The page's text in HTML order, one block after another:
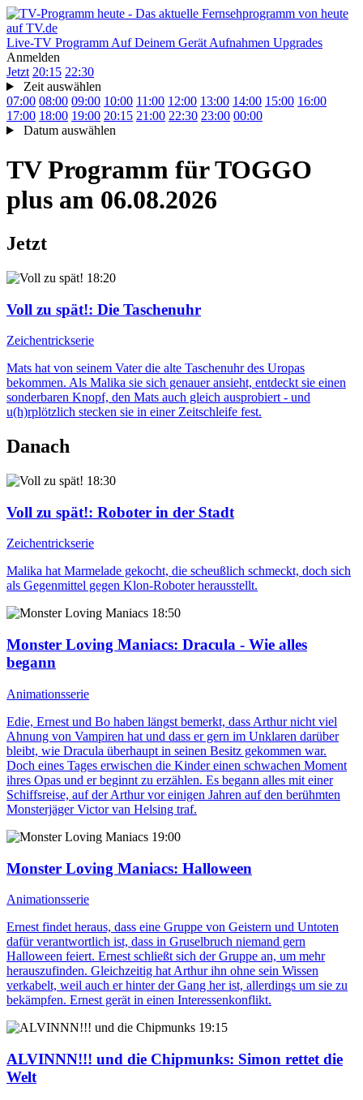
Live-TV Programm Auf Deinem Gerät Aufnahmen Upgrades
Anmelden
Jetzt 20:15 22:30
Zeit auswählen
07:00 08:00 09:00 10:00 11:00 12:00 13:00 14:00 15:00 16:00
17:00 18:00 19:00 20:15 21:00 22:30 23:00 00:00
Datum auswählen
TV Programm fürTOGGO
plus am 06.08.2026
Jetzt
18:20
Voll zu spät!: Die Taschenuhr
Zeichentrickserie
Mats hat von seinem Vater die alte Taschenuhr des Uropas
bekommen. Als Malika sie sich genauer ansieht, entdeckt sie einen
sonderbaren Knopf, den Mats auch gleich ausprobiert - und
u(h)rplötzlich stecken sie in einer Zeitschleife fest.
Danach
18:30
Voll zu spät!: Roboter in der Stadt
Zeichentrickserie
Malika hat Marmelade gekocht, die scheußlich schmeckt, doch sich
als Gegenmittel gegen Klon-Roboter herausstellt.
18:50
Monster Loving Maniacs: Dracula - Wie alles
begann
Animationsserie
Edie, Ernest und Bo haben längst bemerkt, dass Arthur nicht viel
Ahnung von Vampiren hat und dass er gern im Unklaren darüber
bleibt, wie Dracula überhaupt in seinen Besitz gekommen war.
Doch eines Tages erwischen die Kinder einen schwachen Moment
ihres Opas und er beginnt zu erzählen. Es begann alles mit einer
Schiffsreise, auf der Arthur vor einigen Jahren auf den berühmten
Monsterjäger Victor van Helsing traf.
19:00
Monster Loving Maniacs: Halloween
Animationsserie
Ernest findet heraus, dass eine Gruppe von Geistern und Untoten
dafür verantwortlich ist, dass in Gruselbruch niemand gern
Halloween feiert. Ernest schließt sich der Gruppe an, um mehr
herauszufinden. Gleichzeitig hat Arthur ihn ohne sein Wissen
verkabelt, weil auch er hinter der Gang her ist, allerdings um sie zu
bekämpfen. Ernest gerät in einen Interessenkonflikt.
19:15
ALVINNN!!! und die Chipmunks: Simon rettet die
Welt